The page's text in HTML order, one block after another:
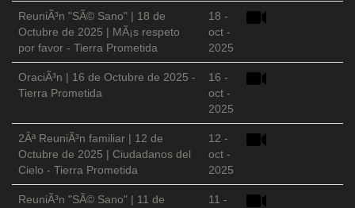
ReuniÃ³n "SÃ© Sano" | 18 de
Octubre de 2025 | MÃ¡s respeto
por favor - Tierra Prometida
18 -
oct -
2025
OraciÃ³n | 16 de Octubre de 2025 -
Tierra Prometida
16 -
oct -
2025
2Âª ReuniÃ³n familiar | 12 de
Octubre de 2025 | Ciudadanos del
Cielo - Tierra Prometida
12 -
oct -
2025
ReuniÃ³n "SÃ© Sano" | 11 de
11 -